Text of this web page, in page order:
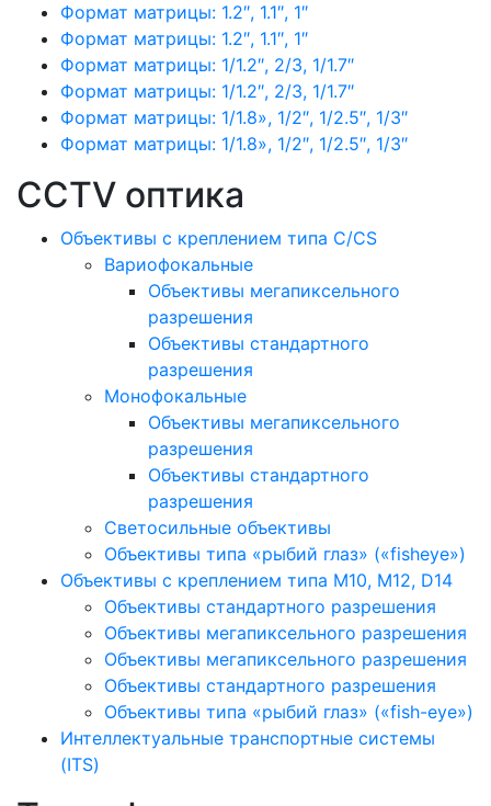
Формат матрицы: 1.2″, 1.1″, 1″
Формат матрицы: 1.2″, 1.1″, 1″
Формат матрицы: 1/1.2″, 2/3, 1/1.7″
Формат матрицы: 1/1.2″, 2/3, 1/1.7″
Формат матрицы: 1/1.8», 1/2″, 1/2.5″, 1/3″
Формат матрицы: 1/1.8», 1/2″, 1/2.5″, 1/3″
CCTV оптика
Объективы с креплением типа C/CS
Вариофокальные
Объективы мегапиксельного
разрешения
Объективы стандартного
разрешения
Монофокальные
Объективы мегапиксельного
разрешения
Объективы стандартного
разрешения
Светосильные объективы
Объективы типа «рыбий глаз» («fisheye»)
Объективы с креплением типа M10, M12, D14
Объективы стандартного разрешения
Объективы мегапиксельного разрешения
Объективы мегапиксельного разрешения
Объективы стандартного разрешения
Объективы типа «рыбий глаз» («fish-eye»)
Интеллектуальные транспортные системы
(ITS)